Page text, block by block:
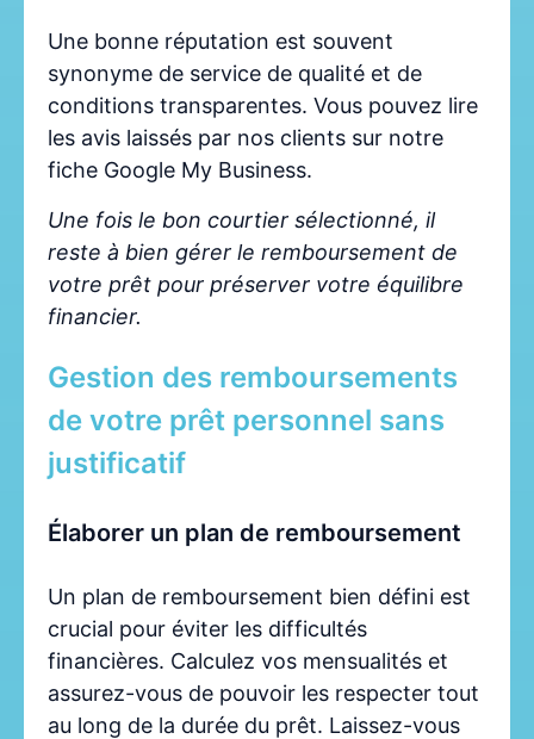
Une bonne réputation est souvent
synonyme de service de qualité et de
conditions transparentes. Vous pouvez lire
les avis laissés par nos clients sur notre
fiche Google My Business.
Une fois le bon courtier sélectionné, il
reste à bien gérer le remboursement de
votre prêt pour préserver votre équilibre
financier.
Gestion des remboursements
de votre prêt personnel sans
justificatif
Élaborer un plan de remboursement
Un plan de remboursement bien défini est
crucial pour éviter les difficultés
financières. Calculez vos mensualités et
assurez-vous de pouvoir les respecter tout
au long de la durée du prêt. Laissez-vous